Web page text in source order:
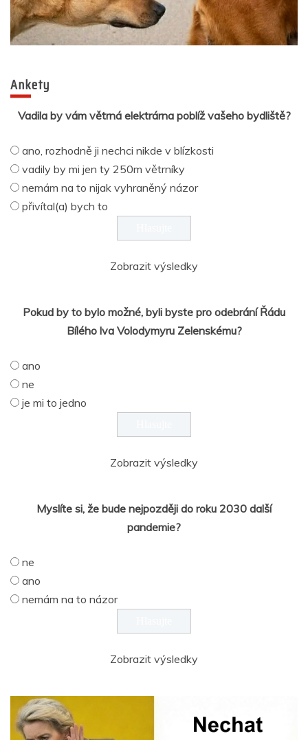
Ankety
Vadila by vám větrná elektrárna poblíž vašeho bydliště?
ano, rozhodně ji nechci nikde v blízkosti
vadily by mi jen ty 250m větrníky
nemám na to nijak vyhraněný názor
přivítal(a) bych to
Zobrazit výsledky
Pokud by to bylo možné, byli byste pro odebrání Řádu
Bílého lva Volodymyru Zelenskému?
ano
ne
je mi to jedno
Zobrazit výsledky
Myslíte si, že bude nejpozději do roku 2030 další
pandemie?
ne
ano
nemám na to názor
Zobrazit výsledky